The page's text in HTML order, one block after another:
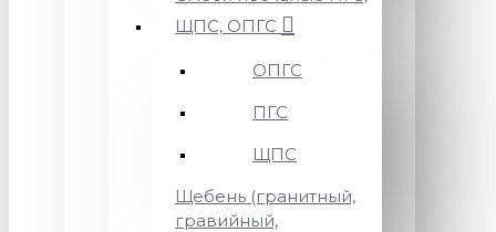
ЩПС, ОПГС
ОПГС
ПГС
ЩПС
Щебень (гранитный,
гравийный,